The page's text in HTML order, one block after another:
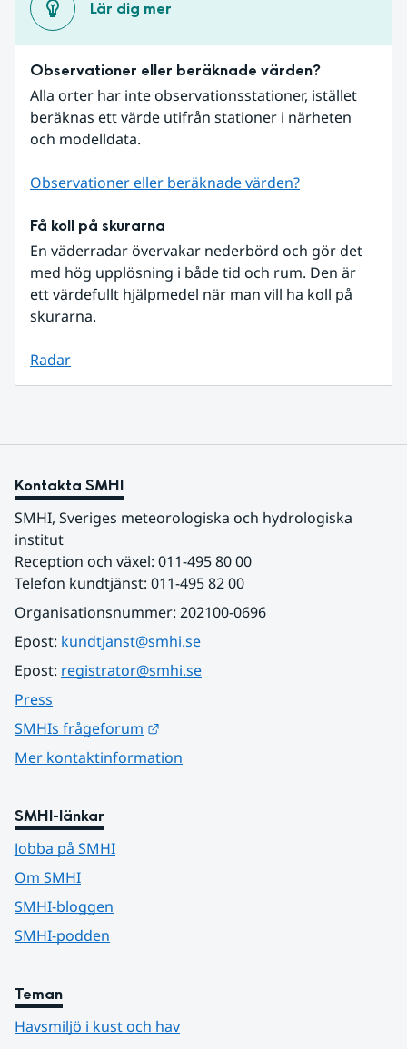
Lär dig mer
Observationer eller beräknade värden?
Alla orter har inte observationsstationer, istället
beräknas ett värde utifrån stationer i närheten
och modelldata.
Observationer eller beräknade värden?
Få koll på skurarna
En väderradar övervakar nederbörd och gör det
med hög upplösning i både tid och rum. Den är
ett värdefullt hjälpmedel när man vill ha koll på
skurarna.
Radar
Kontakta SMHI
SMHI, Sveriges meteorologiska och hydrologiska
institut
Reception och växel: 011-495 80 00
Telefon kundtjänst: 011-495 82 00
Organisationsnummer: 202100-0696
Epost: kundtjanst@smhi.se
Epost: registrator@smhi.se
Press
SMHIs frågeforum
Mer kontaktinformation
SMHI-länkar
Jobba på SMHI
Om SMHI
SMHI-bloggen
SMHI-podden
Teman
Havsmiljö i kust och hav